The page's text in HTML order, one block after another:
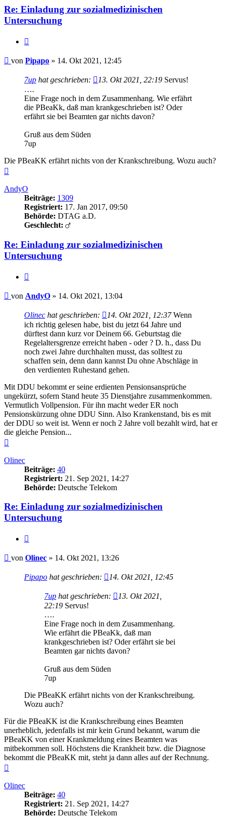
Re: Einladung zur sozialmedizinischen
Untersuchung
Beitrag
von Pipapo » 14. Okt 2021, 12:45
7up hat geschrieben: 13. Okt 2021, 22:19 Servus!
….
Eine Frage noch in dem Zusammenhang. Wie erfährt
die PBeaKk, daß man krankgeschrieben ist? Oder
erfährt sie bei Beamten gar nichts davon?
Gruß aus dem Süden
7up
Die PBeaKK erfährt nichts von der Krankschreibung. Wozu auch?
AndyO
Beiträge: 1309
Registriert: 17. Jan 2017, 09:50
Behörde: DTAG a.D.
Geschlecht:
Re: Einladung zur sozialmedizinischen
Untersuchung
Beitrag
von AndyO » 14. Okt 2021, 13:04
Olinec hat geschrieben: 14. Okt 2021, 12:37Wenn
ich richtig gelesen habe, bist du jetzt 64 Jahre und
dürftest dann kurz vor Deinem 66. Geburtstag die
Regelaltersgrenze erreicht haben - oder ? D. h., dass Du
noch zwei Jahre durchhalten musst, das solltest zu
schaffen sein, denn dann kannst Du ohne Abschläge in
den verdienten Ruhestand gehen.
Mit DDU bekommt er seine erdienten Pensionsansprüche
ungekürzt, sofern Stand heute 35 Dienstjahre zusammenkommen.
Vermutlich Vollpension. Für ihn macht weder ER noch
Pensionskürzung ohne DDU Sinn. Also Krankenstand, bis es mit
der DDU so weit ist. Wenn er noch 2 Jahre voll bezahlt wird, hat er
die gleiche Pension...
Olinec
Beiträge: 40
Registriert: 21. Sep 2021, 14:27
Behörde: Deutsche Telekom
Re: Einladung zur sozialmedizinischen
Untersuchung
Beitrag
von Olinec » 14. Okt 2021, 13:26
Pipapo hat geschrieben: 14. Okt 2021, 12:45
7up hat geschrieben:
13. Okt 2021,
22:19 Servus!
….
Eine Frage noch in dem Zusammenhang.
Wie erfährt die PBeaKk, daß man
krankgeschrieben ist? Oder erfährt sie bei
Beamten gar nichts davon?
Gruß aus dem Süden
7up
Die PBeaKK erfährt nichts von der Krankschreibung.
Wozu auch?
Für die PBeaKK ist die Krankschreibung eines Beamten
unerheblich, jedenfalls ist mir kein Grund bekannt, warum die
PBeaKK von einer Krankmeldung eines Beamten was
mitbekommen soll. Höchstens die Krankheit bzw. die Diagnose
bekommt die PBeaKK mit, steht ja dann alles auf der Rechnung.
Olinec
Beiträge: 40
Registriert: 21. Sep 2021, 14:27
Behörde: Deutsche Telekom